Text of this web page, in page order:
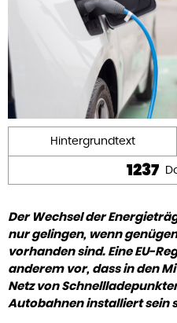
Hintergrundtext
1237
Der Wechsel der
nur gelingen, wenn
vorhanden sind. Eine EU-
anderem vor, dass in den
Netz von
Autobahnen installiert sein